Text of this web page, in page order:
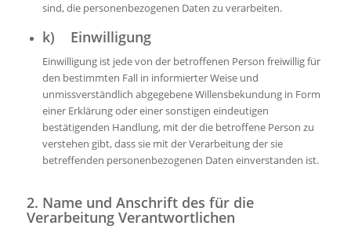
sind, die personenbezogenen Daten zu verarbeiten.
k) Einwilligung
Einwilligung ist jede von der betroffenen Person freiwillig für
den bestimmten Fall in informierter Weise und
unmissverständlich abgegebene Willensbekundung in Form
einer Erklärung oder einer sonstigen eindeutigen
bestätigenden Handlung, mit der die betroffene Person zu
verstehen gibt, dass sie mit der Verarbeitung der sie
betreffenden personenbezogenen Daten einverstanden ist.
2. Name und Anschrift des für die
Verarbeitung Verantwortlichen